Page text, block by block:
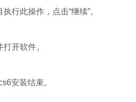
行此操作，点击“继续”。
开软件。
安装结束。